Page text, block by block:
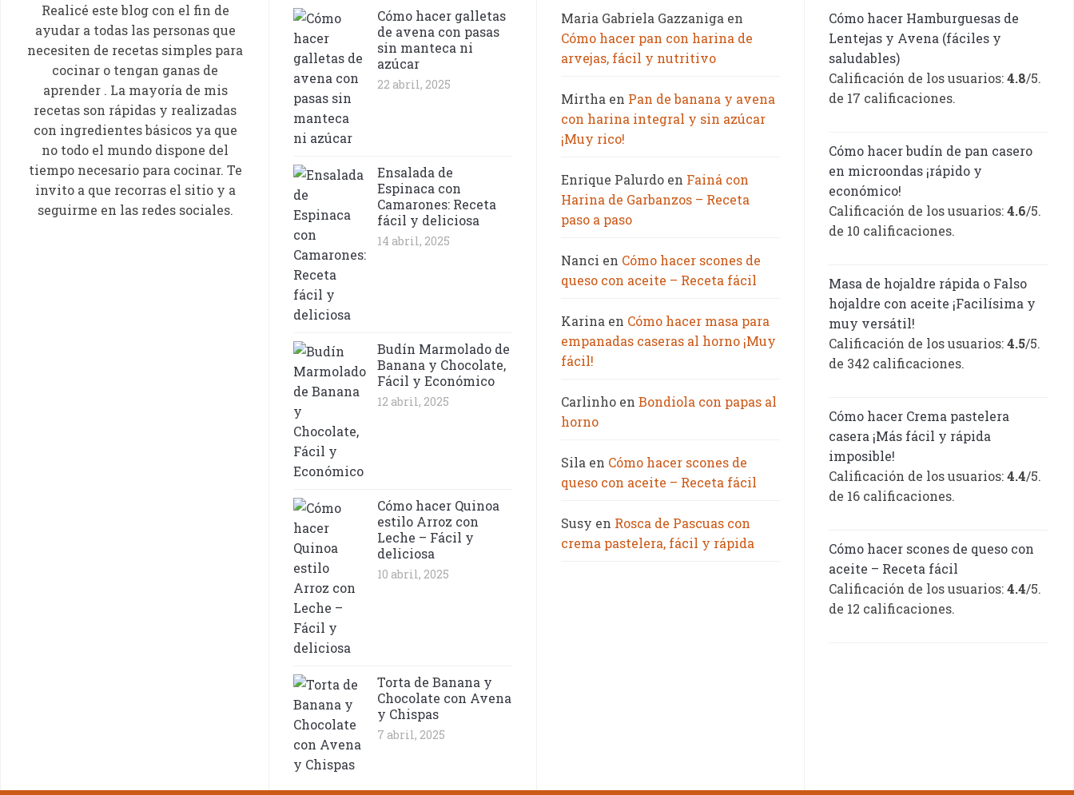
Realicé este blog con el fin de
ayudar a todas las personas que
necesiten de recetas simples para
cocinar o tengan ganas de
aprender . La mayoría de mis
recetas son rápidas y realizadas
con ingredientes básicos ya que
no todo el mundo dispone del
tiempo necesario para cocinar. Te
invito a que recorras el sitio y a
seguirme en las redes sociales.
Cómo hacer galletas
de avena con pasas
sin manteca ni
azúcar
22 abril, 2025
Ensalada de
Espinaca con
Camarones: Receta
fácil y deliciosa
14 abril, 2025
Budín Marmolado de
Banana y Chocolate,
Fácil y Económico
12 abril, 2025
Cómo hacer Quinoa
estilo Arroz con
Leche – Fácil y
deliciosa
10 abril, 2025
Torta de Banana y
Chocolate con Avena
y Chispas
7 abril, 2025
Maria Gabriela Gazzaniga en
Cómo hacer pan con harina de
arvejas, fácil y nutritivo
Mirtha en Pan de banana y avena
con harina integral y sin azúcar
¡Muy rico!
Enrique Palurdo en Fainá con
Harina de Garbanzos – Receta
paso a paso
Nanci en Cómo hacer scones de
queso con aceite – Receta fácil
Karina en Cómo hacer masa para
empanadas caseras al horno ¡Muy
fácil!
Carlinho en Bondiola con papas al
horno
Sila en Cómo hacer scones de
queso con aceite – Receta fácil
Susy en Rosca de Pascuas con
crema pastelera, fácil y rápida
Cómo hacer Hamburguesas de
Lentejas y Avena (fáciles y
saludables)
Calificación de los usuarios:4.8/5.
de 17 calificaciones.
Cómo hacer budín de pan casero
en microondas ¡rápido y
económico!
Calificación de los usuarios:4.6/5.
de 10 calificaciones.
Masa de hojaldre rápida o Falso
hojaldre con aceite ¡Facilísima y
muy versátil!
Calificación de los usuarios:4.5/5.
de 342 calificaciones.
Cómo hacer Crema pastelera
casera ¡Más fácil y rápida
imposible!
Calificación de los usuarios:4.4/5.
de 16 calificaciones.
Cómo hacer scones de queso con
aceite – Receta fácil
Calificación de los usuarios:4.4/5.
de 12 calificaciones.